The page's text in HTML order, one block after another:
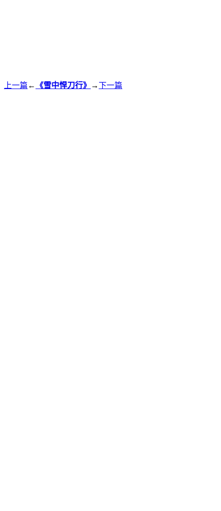
上一篇 ← 《雪中悍刀行》 →下一篇